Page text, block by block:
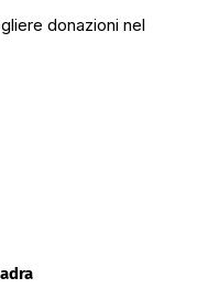
donazioni nel